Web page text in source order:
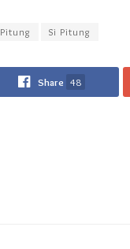
Pitung Si Pitung
Share 48